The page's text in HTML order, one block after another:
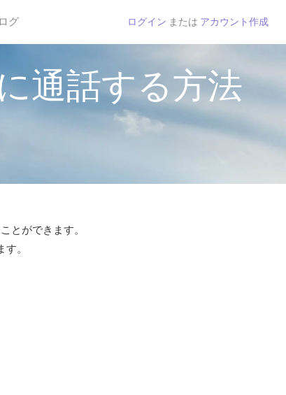
グ ログイン または アカウント作成
通話する方法
とができます。
。